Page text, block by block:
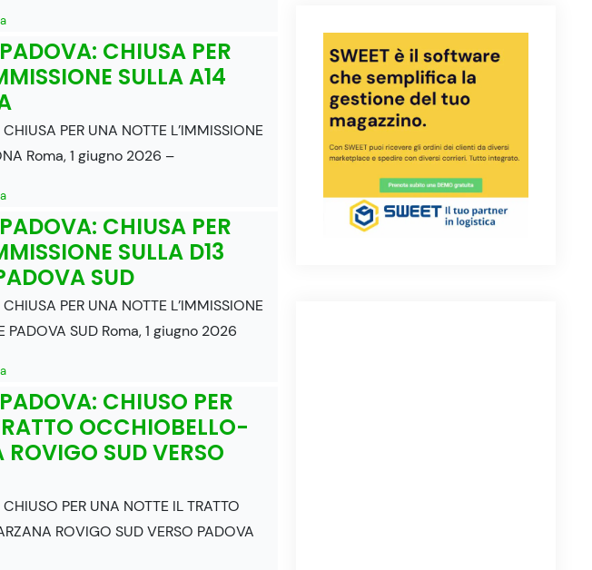
CHIUSA PER
SULLA A14
PER UNA NOTTE L’IMMISSIONE
Roma, 1 giugno 2026 –
CHIUSA PER
SULLA D13
SUD
PER UNA NOTTE L’IMMISSIONE
PADOVA SUD Roma, 1 giugno 2026
CHIUSO PER
OCCHIOBELLO-
SUD VERSO
PER UNA NOTTE IL TRATTO
ROVIGO SUD VERSO PADOVA